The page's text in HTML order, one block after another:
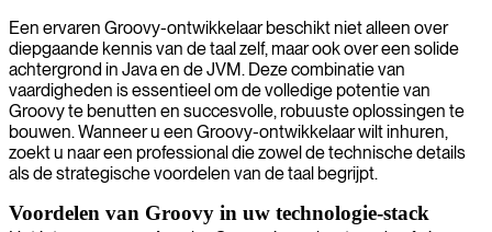
Een ervaren Groovy-ontwikkelaar beschikt niet alleen over
diepgaande kennis van de taal zelf, maar ook over een solide
achtergrond in Java en de JVM. Deze combinatie van
vaardigheden is essentieel om de volledige potentie van
Groovy te benutten en succesvolle, robuuste oplossingen te
bouwen. Wanneer u een Groovy-ontwikkelaar wilt inhuren,
zoekt u naar een professional die zowel de technische details
als de strategische voordelen van de taal begrijpt.
Voordelen van Groovy in uw technologie-stack